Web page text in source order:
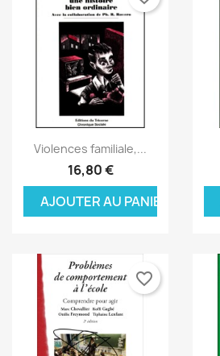
Aperçu rapide
Violences familiale,...
16,80 €
AJOUTER AU PANIER
favorite_border